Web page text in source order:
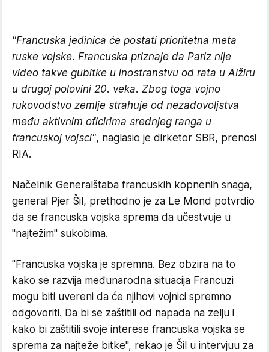
"Francuska jedinica će postati prioritetna meta
ruske vojske. Francuska priznaje da Pariz nije
video takve gubitke u inostranstvu od rata u Alžiru
u drugoj polovini 20. veka. Zbog toga vojno
rukovodstvo zemlje strahuje od nezadovoljstva
među aktivnim oficirima srednjeg ranga u
francuskoj vojsci", naglasio je dirketor SBR, prenosi
RIA.
Načelnik Generalštaba francuskih kopnenih snaga,
general Pjer Šil, prethodno je za Le Mond potvrdio
da se francuska vojska sprema da učestvuje u
"najtežim" sukobima.
"Francuska vojska je spremna. Bez obzira na to
kako se razvija međunarodna situacija Francuzi
mogu biti uvereni da će njihovi vojnici spremno
odgovoriti. Da bi se zaštitili od napada na zelju i
kako bi zaštitili svoje interese francuska vojska se
sprema za najteže bitke", rekao je Šil u intervjuu za